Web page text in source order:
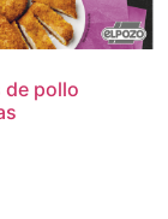
de pollo